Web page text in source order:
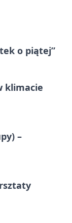
o piątej”
klimacie
–